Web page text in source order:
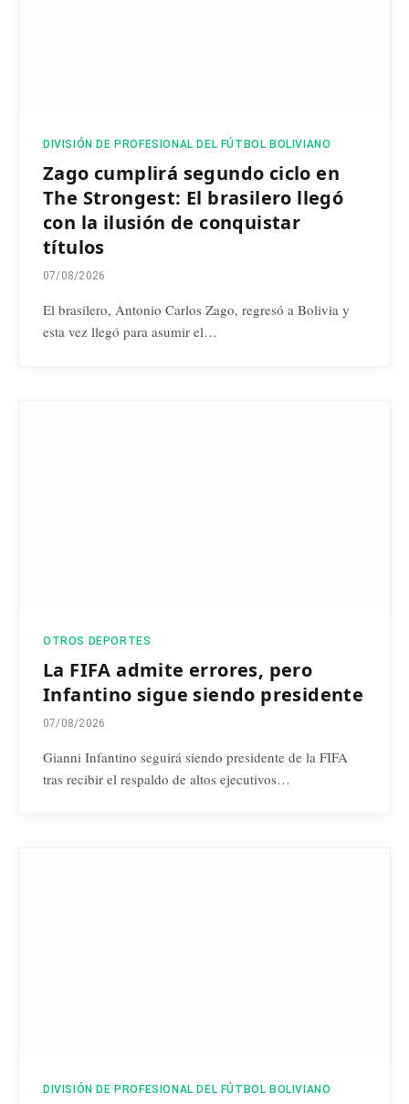
DIVISIÓN DE PROFESIONAL DEL FÚTBOL BOLIVIANO
Zago cumplirá segundo ciclo en
The Strongest: El brasilero llegó
con la ilusión de conquistar
títulos
07/08/2026
El brasilero, Antonio Carlos Zago, regresó a Bolivia y
esta vez llegó para asumir el…
OTROS DEPORTES
La FIFA admite errores, pero
Infantino sigue siendo presidente
07/08/2026
Gianni Infantino seguirá siendo presidente de la FIFA
tras recibir el respaldo de altos ejecutivos…
DIVISIÓN DE PROFESIONAL DEL FÚTBOL BOLIVIANO